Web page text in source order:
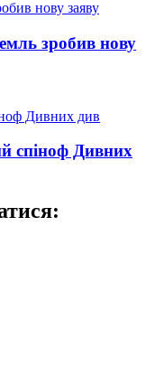
зробив нову
спіноф Дивних